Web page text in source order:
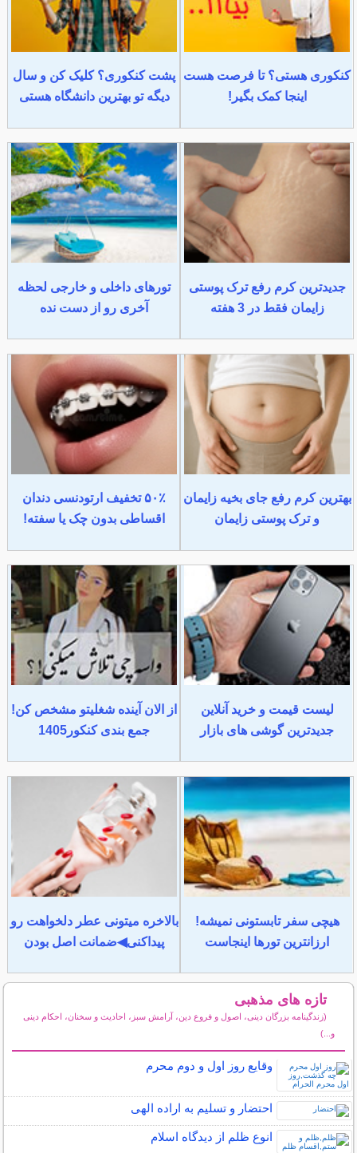
کنکوری هستی؟ تا فرصت هست
اینجا کمک بگیر!
پشت کنکوری؟ کلیک کن و سال
دیگه تو بهترین دانشگاه هستی
جدیدترین کرم رفع ترک پوستی
زایمان فقط در 3 هفته
تورهای داخلی و خارجی لحظه
آخری رو از دست نده
بهترین کرم رفع جای بخیه زایمان
و ترک پوستی زایمان
۵۰٪ تخفیف ارتودنسی دندان
اقساطی بدون چک یا سفته!
لیست قیمت و خرید آنلاین
جدیدترین گوشی های بازار
از الان آینده شغلیتو مشخص کن!
جمع بندی کنکور1405
هیچی سفر تابستونی نمیشه!
ارزانترین تورها اینجاست
بالاخره میتونی عطر دلخواهت رو
پیداکنی◀ضمانت اصل بودن
تازه های مذهبی
(زندگینامه بزرگان دینی، اصول و فروع دین، آرامش سبز، احادیث و سخنان، احکام دینی
و...)
وقایع روز اول و دوم محرم
احتضار و تسلیم به اراده الهی
انوع ظلم از دیدگاه اسلام